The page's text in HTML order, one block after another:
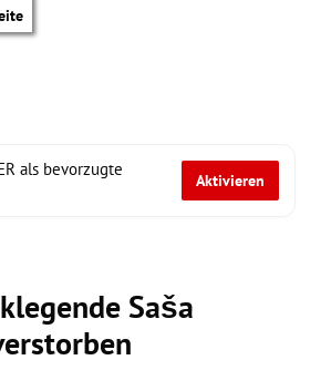
als bevorzugte
Aktivieren
Saša